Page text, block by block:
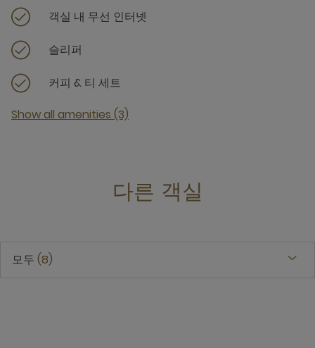
객실 내 무선 인터넷
슬리퍼
커피 & 티 세트
Show all amenities (3)
다른 객실
모두 8